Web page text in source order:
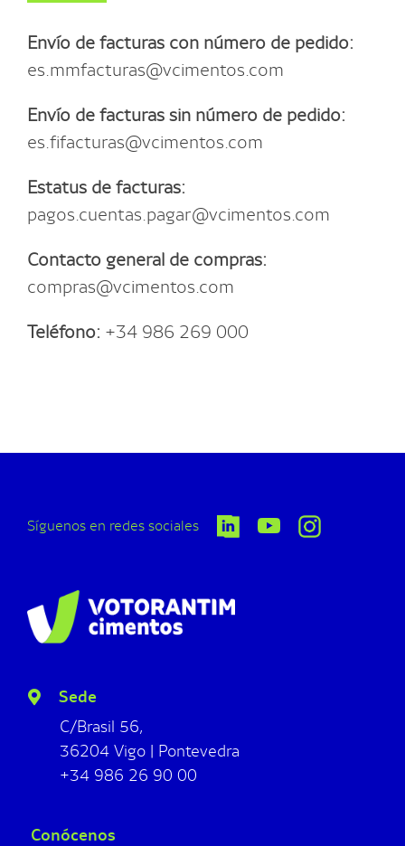
Envío de facturas con número de pedido:
es.mmfacturas@vcimentos.com
Envío de facturas sin número de pedido:
es.fifacturas@vcimentos.com
Estatus de facturas:
pagos.cuentas.pagar@vcimentos.com
Contacto general de compras:
compras@vcimentos.com
Teléfono: +34 986 269 000
Síguenos en redes sociales
Sede
C/Brasil 56,
36204 Vigo | Pontevedra
+34 986 26 90 00
Conócenos